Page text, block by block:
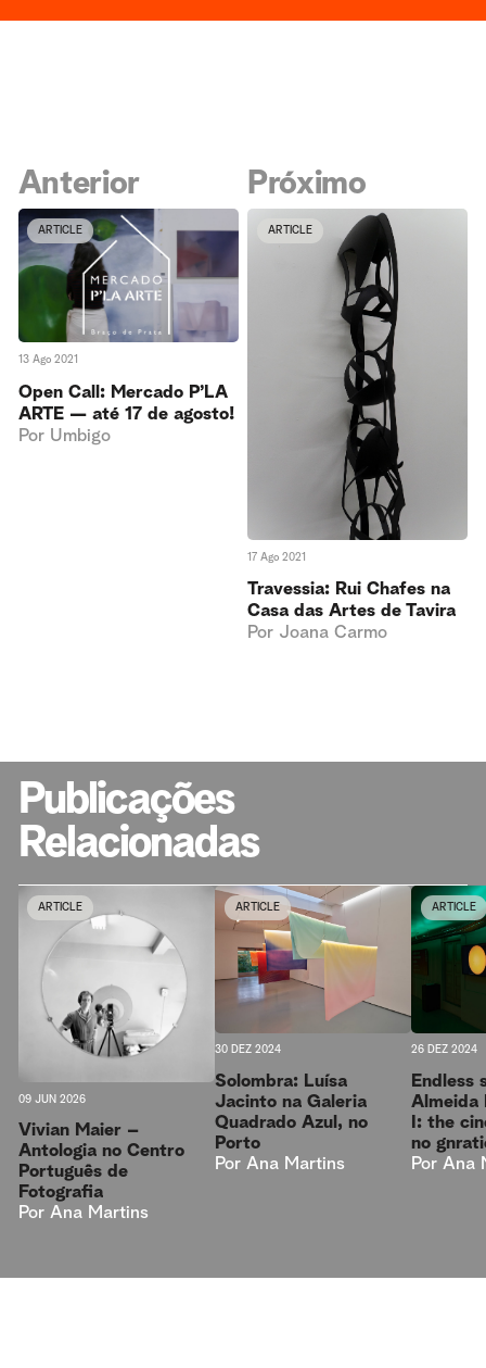
Anterior
ARTICLE
13 Ago 2021
Open Call: Mercado P’LA
ARTE — até 17 de agosto!
Por Umbigo
Próximo
ARTICLE
17 Ago 2021
Travessia: Rui Chafes na
Casa das Artes de Tavira
Por Joana Carmo
Publicações
Relacionadas
ARTICLE
09 JUN 2026
Vivian Maier –
Antologia no Centro
Português de
Fotografia
Por Ana Martins
ARTICLE
30 DEZ 2024
Solombra: Luísa
Jacinto na Galeria
Quadrado Azul, no
Porto
Por Ana Martins
ARTICLE
26 DEZ 2024
Endless
Almeida
I: the
no
Por Ana